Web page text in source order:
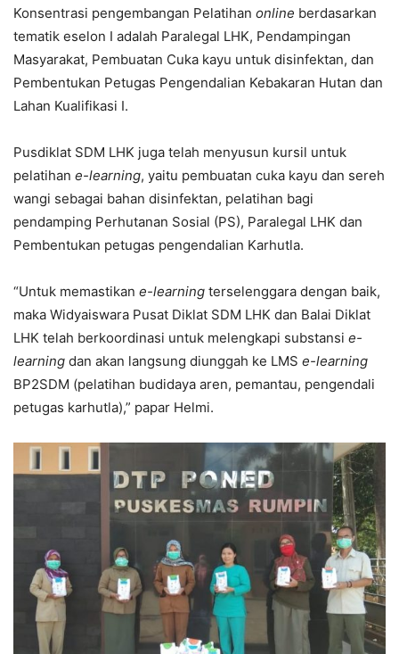
Konsentrasi pengembangan Pelatihan online berdasarkan
tematik eselon I adalah Paralegal LHK, Pendampingan
Masyarakat, Pembuatan Cuka kayu untuk disinfektan, dan
Pembentukan Petugas Pengendalian Kebakaran Hutan dan
Lahan Kualifikasi I.
Pusdiklat SDM LHK juga telah menyusun kursil untuk
pelatihan e-learning, yaitu pembuatan cuka kayu dan sereh
wangi sebagai bahan disinfektan, pelatihan bagi
pendamping Perhutanan Sosial (PS), Paralegal LHK dan
Pembentukan petugas pengendalian Karhutla.
“Untuk memastikan e-learning terselenggara dengan baik,
maka Widyaiswara Pusat Diklat SDM LHK dan Balai Diklat
LHK telah berkoordinasi untuk melengkapi substansi e-
learning dan akan langsung diunggah ke LMS e-learning
BP2SDM (pelatihan budidaya aren, pemantau, pengendali
petugas karhutla),” papar Helmi.